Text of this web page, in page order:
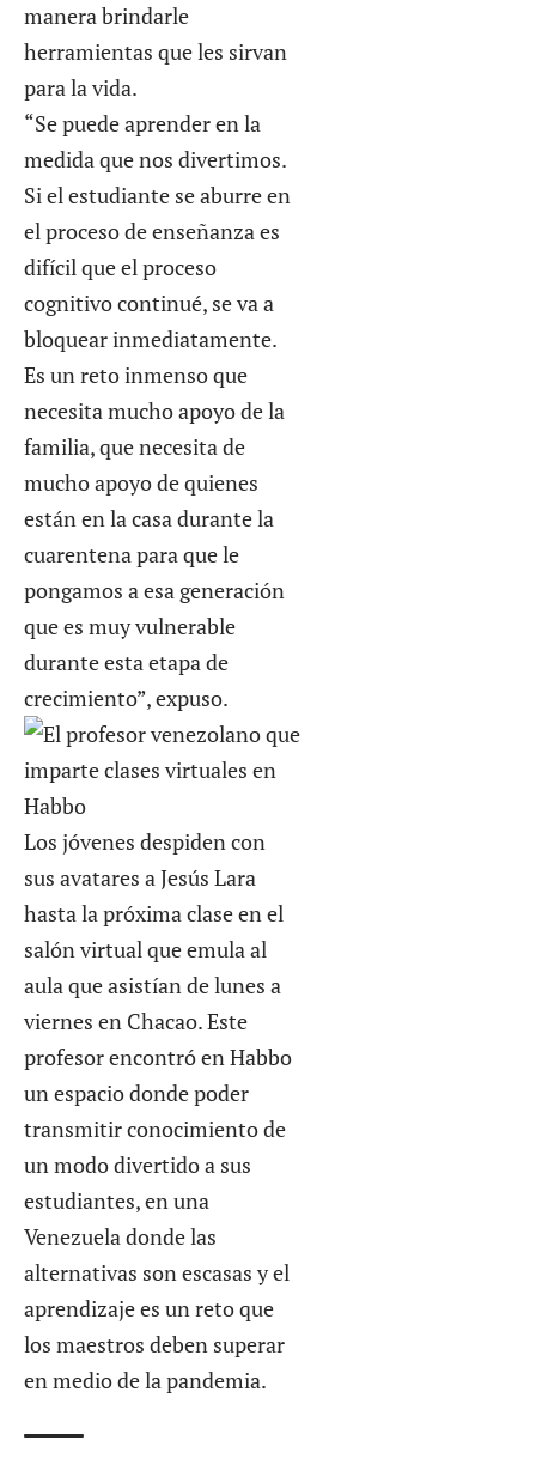
manera brindarle
herramientas que les sirvan
para la vida.
“Se puede aprender en la
medida que nos divertimos.
Si el estudiante se aburre en
el proceso de enseñanza es
difícil que el proceso
cognitivo continué, se va a
bloquear inmediatamente.
Es un reto inmenso que
necesita mucho apoyo de la
familia, que necesita de
mucho apoyo de quienes
están en la casa durante la
cuarentena para que le
pongamos a esa generación
que es muy vulnerable
durante esta etapa de
crecimiento”, expuso.
Los jóvenes despiden con
sus avatares a Jesús Lara
hasta la próxima clase en el
salón virtual que emula al
aula que asistían de lunes a
viernes en Chacao. Este
profesor encontró en Habbo
un espacio donde poder
transmitir conocimiento de
un modo divertido a sus
estudiantes, en una
Venezuela donde las
alternativas son escasas y el
aprendizaje es un reto que
los maestros deben superar
en medio de la pandemia.